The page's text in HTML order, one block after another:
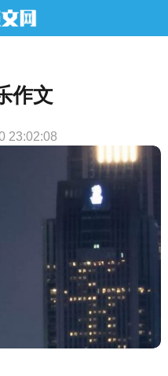
作文
23:02:08